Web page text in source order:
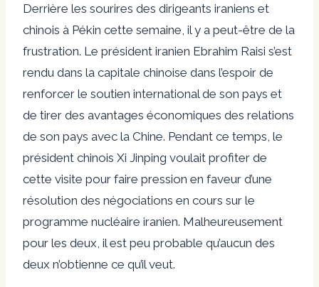
Derrière les sourires des dirigeants iraniens et
chinois à Pékin cette semaine, il y a peut-être de la
frustration. Le président iranien Ebrahim Raisi s’est
rendu dans la capitale chinoise dans l’espoir de
renforcer le soutien international de son pays et
de tirer des avantages économiques des relations
de son pays avec la Chine. Pendant ce temps, le
président chinois Xi Jinping voulait profiter de
cette visite pour faire pression en faveur d’une
résolution des négociations en cours sur le
programme nucléaire iranien. Malheureusement
pour les deux, il est peu probable qu’aucun des
deux n’obtienne ce qu’il veut.